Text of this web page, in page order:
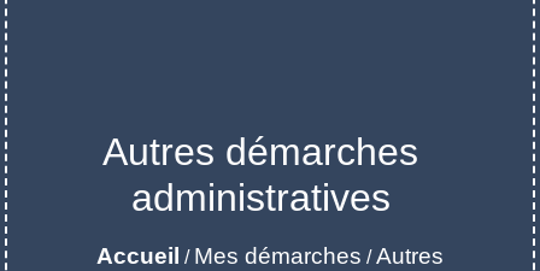
Autres démarches
administratives
Accueil / Mes démarches /Autres